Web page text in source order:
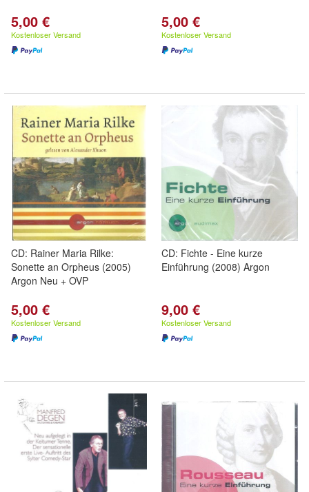
5,00 €
Kostenloser Versand
5,00 €
Kostenloser Versand
CD: Rainer Maria Rilke:
Sonette an Orpheus (2005)
Argon Neu + OVP
5,00 €
Kostenloser Versand
CD: Fichte - Eine kurze
Einführung (2008) Argon
9,00 €
Kostenloser Versand